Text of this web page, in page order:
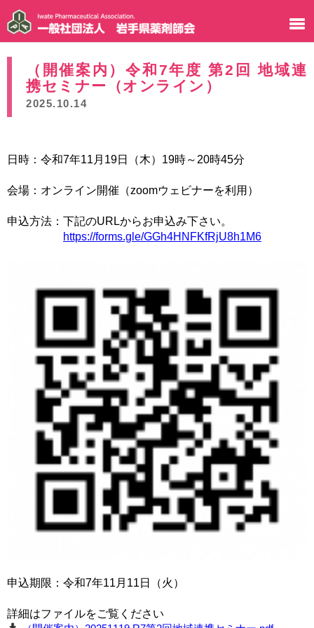
（開催案内）令和7年度 第2回 地域連
携セミナー（オンライン）
2025.10.14
日時：令和7年11月19日（木）19時～20時45分
会場：オンライン開催（zoomウェビナーを利用）
申込方法：下記のURLからお申込み下さい。
https://forms.gle/GGh4HNFKfRjU8h1M6
申込期限：令和7年11月11日（火）
詳細はファイルをご覧ください